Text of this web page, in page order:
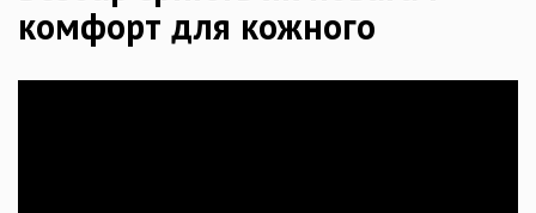
комфорт для кожного